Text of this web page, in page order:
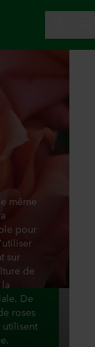
même
pour
sur
de
De
roses
utilisent